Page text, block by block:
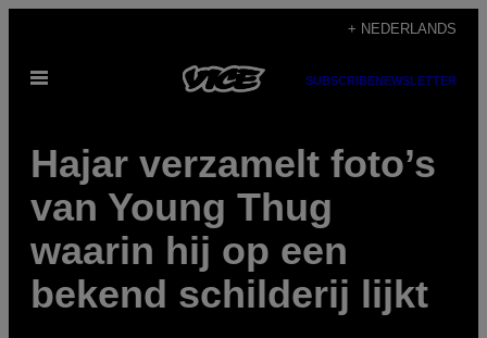
de
+ NEDERLANDS
Open
SUBSCRIBENEWSLETTER
Hajar verzamelt foto’s
van Young Thug
waarin hij op een
bekend schilderij lijkt